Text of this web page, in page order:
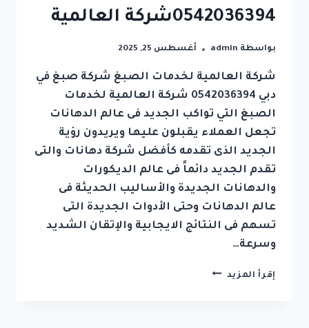
0542036394شركة العالمية
بواسطة admin أغسطس 25, 2025
شركة العالمية لخدمات الصبغ شركة صبغ في
دبي 0542036394 شركة العالمية لخدمات
الصبغ التي تواكب الجديد فى عالم الدهانات
تجعل العملاء يقبلون عليها ويريدون رؤية
الجديد الذى تقدمه كأفضل شركة دهانات والتى
تقدم الجديد دائماً فى عالم الديكورات
والدهانات الجديدة والأساليب الحديثة فى
عالم الدهانات وحتى الأدوات الجديدة التى
تسهم فى النتائج الايجابية والإتقان الشديد
وسرعة…
إقرأ المزيد شركة